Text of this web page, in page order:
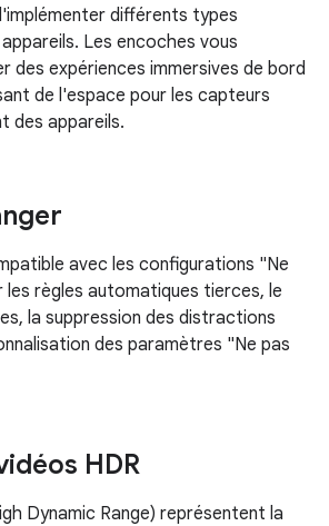
différents types
Les encoches vous
des expériences immersives de bord
de l'espace pour les capteurs
des appareils.
avec les configurations "Ne
les règles automatiques tierces, le
la suppression des distractions
des paramètres "Ne pas
HDR
Dynamic Range) représentent la